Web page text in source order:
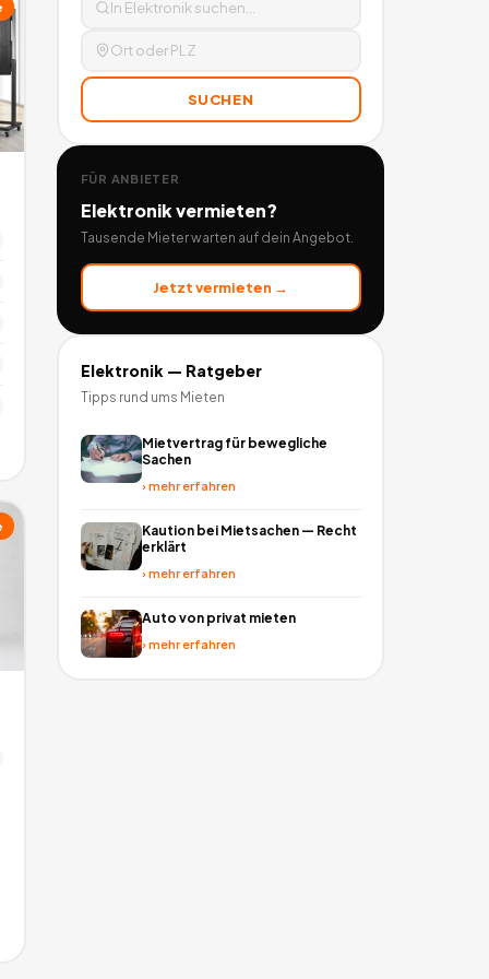
SUCHEN
FÜR ANBIETER
Elektronikvermieten?
Tausende Mieter warten auf dein Angebot.
Jetzt vermieten →
Elektronik — Ratgeber
Tipps rund ums Mieten
Mietvertrag für bewegliche
Sachen
›mehr erfahren
Kaution bei Mietsachen — Recht
erklärt
›mehr erfahren
Auto von privat mieten
›mehr erfahren